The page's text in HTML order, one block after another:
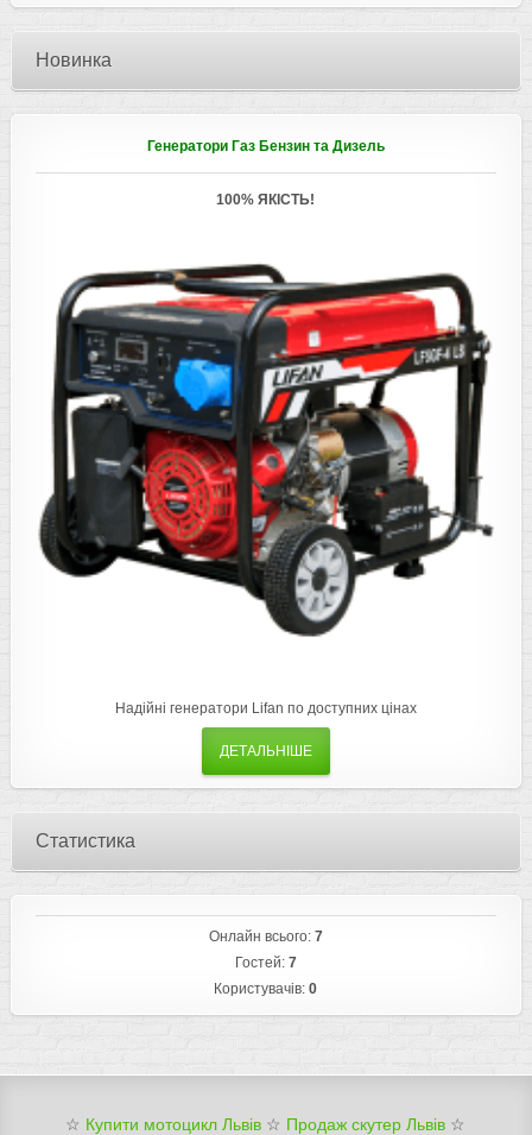
Новинка
Генератори Газ Бензин та Дизель
100% ЯКІСТЬ!
Надійні генератори Lifan по доступних цінах
ДЕТАЛЬНІШЕ
Статистика
Онлайн всього: 7
Гостей: 7
Користувачів:0
☆ Купити мотоцикл Львів ☆ Продаж скутер Львів ☆